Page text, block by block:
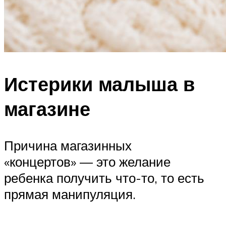
Истерики малыша в
магазине
Причина магазинных
«концертов» — это желание
ребенка получить что-то, то есть
прямая манипуляция.